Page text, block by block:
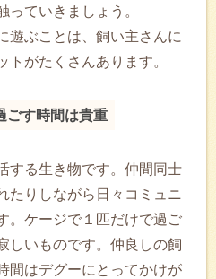
っていきましょう。
遊ぶことは、飼い主さんに
トがたくさんあります。
ごす時間は貴重
する生き物です。仲間同士
たりしながら日々コミュニ
。ケージで１匹だけで過ご
しいものです。仲良しの飼
間はデグーにとってかけが